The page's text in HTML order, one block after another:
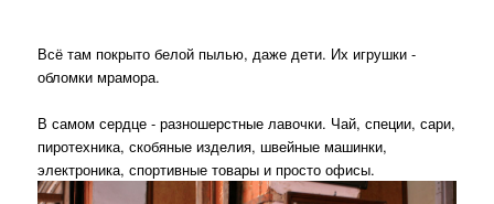
Всё там покрыто белой пылью, даже дети. Их игрушки -
обломки мрамора.
В самом сердце - разношерстные лавочки. Чай, специи, сари,
пиротехника, скобяные изделия, швейные машинки,
электроника, спортивные товары и просто офисы.